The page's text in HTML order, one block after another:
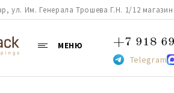
ул. Им. Генерала Трошева Г.Н. 1/12
МЕНЮ +7 918
Telegram